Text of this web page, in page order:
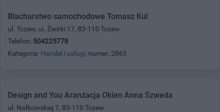
Blacharstwo samochodowe Tomasz Kul
ul. Tczew, ui. Żwirki 17, 83-110 Tczew
Telefon: 504225778
Kategoria: Handel i usługi, numer: 2863
Design and You Aranżacja Okien Anna Szweda
ul. Nałkowskiej 7, 83-110 Tczew